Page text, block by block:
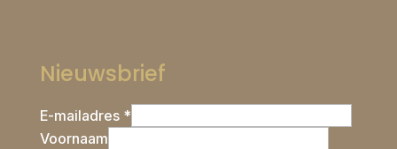
Nieuwsbrief
E-mailadres *
Voornaam